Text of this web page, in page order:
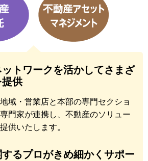
トワークを活かしてさまざ
提供
域・営業店と本部の専門セクショ
門家が連携し、不動産のソリュー
供いたします。
るプロがきめ細かくサポー